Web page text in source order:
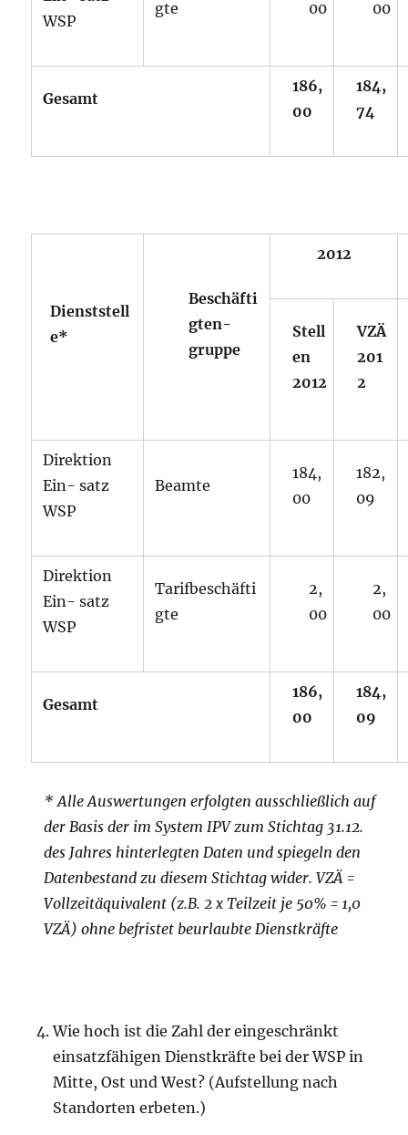
WSP
gte 00 00
Gesamt
186,
00
184,
74
Dienststell
e*
Beschäfti
gten-
gruppe
2012
Stell
en
2012
VZÄ
201
2
Direktion
Ein- satz
WSP
Beamte
184,
00
182,
09
Direktion
Ein- satz
WSP
Tarifbeschäfti
gte
2,
00
2,
00
Gesamt
186,
00
184,
09
*Alle Auswertungen erfolgten ausschließlich auf
der Basis der im System IPV zum Stichtag 31.12.
des Jahres hinterlegten Daten und spiegeln den
Datenbestand zu diesem Stichtag wider. VZÄ =
Vollzeitäquivalent (z.B. 2 x Teilzeit je 50% = 1,0
VZÄ) ohne befristet beurlaubte Dienstkräfte
Wie hoch ist die Zahl der eingeschränkt
einsatzfähigen Dienstkräfte bei der WSP in
Mitte, Ost und West? (Aufstellung nach
Standorten erbeten.)